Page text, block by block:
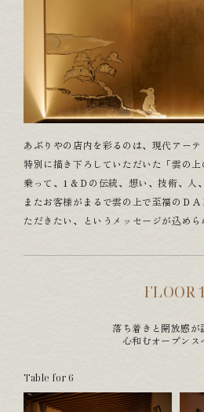
Gallery
あぶりやの店内を彩るのは、現代アー
特別に描き下ろしていただいた「雲の
乗って、1＆Ｄの伝統、想い、技術、人
またお客様がまるで雲の上で至福のＤ
ただきたい、というメッセージが込めら
FLOOR 1
落ち着きと開放感が
心和むオープンス
Table for 6